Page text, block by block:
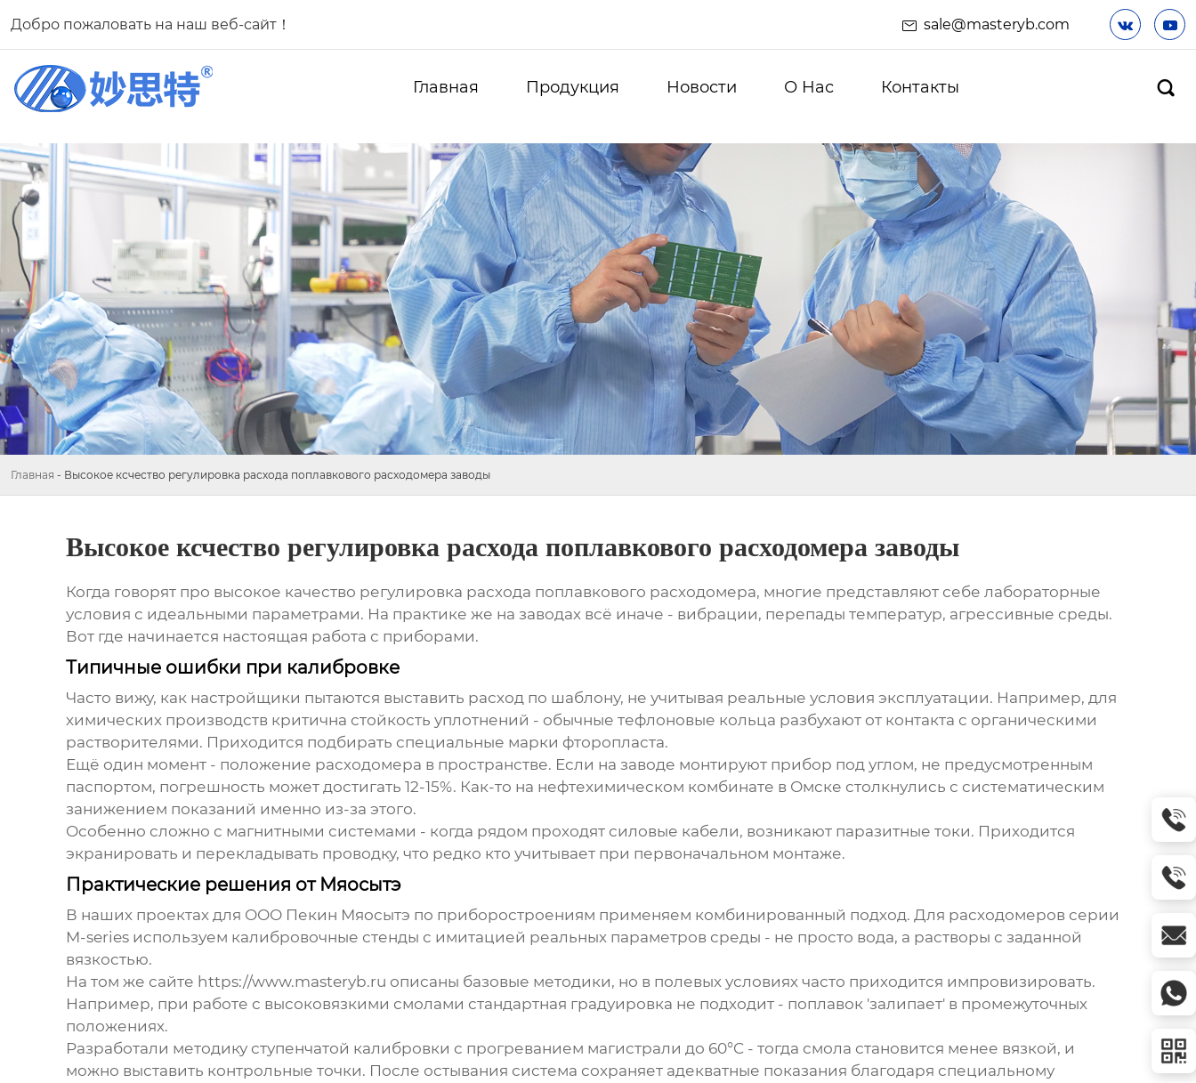
Добро пожаловать на наш веб-сайт！ sale@masteryb.com  
Главная Продукция Новости О Hас Контакты 
Главная - Высокое ксчество регулировка расхода поплавкового расходомера заводы
Высокое ксчество регулировка расхода поплавкового расходомера заводы
Когда говорят про высокое качество регулировка расхода поплавкового расходомера, многие представляют себе лабораторные
условия с идеальными параметрами. На практике же на заводах всё иначе - вибрации, перепады температур, агрессивные среды.
Вот где начинается настоящая работа с приборами.
Типичные ошибки при калибровке
Часто вижу, как настройщики пытаются выставить расход по шаблону, не учитывая реальные условия эксплуатации. Например, для
химических производств критична стойкость уплотнений - обычные тефлоновые кольца разбухают от контакта с органическими
растворителями. Приходится подбирать специальные марки фторопласта.
Ещё один момент - положение расходомера в пространстве. Если на заводе монтируют прибор под углом, не предусмотренным
паспортом, погрешность может достигать 12-15%. Как-то на нефтехимическом комбинате в Омске столкнулись с систематическим
занижением показаний именно из-за этого.
Особенно сложно с магнитными системами - когда рядом проходят силовые кабели, возникают паразитные токи. Приходится
экранировать и перекладывать проводку, что редко кто учитывает при первоначальном монтаже.
Практические решения от Мяосытэ
В наших проектах для ООО Пекин Мяосытэ по приборостроениям применяем комбинированный подход. Для расходомеров серии
M-series используем калибровочные стенды с имитацией реальных параметров среды - не просто вода, а растворы с заданной
вязкостью.
На том же сайте https://www.masteryb.ru описаны базовые методики, но в полевых условиях часто приходится импровизировать.
Например, при работе с высоковязкими смолами стандартная градуировка не подходит - поплавок 'залипает' в промежуточных
положениях.
Разработали методику ступенчатой калибровки с прогреванием магистрали до 60°C - тогда смола становится менее вязкой, и
можно выставить контрольные точки. После остывания система сохраняет адекватные показания благодаря специальному